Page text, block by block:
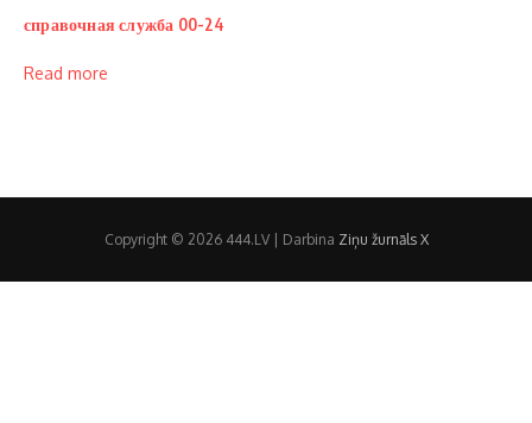
справочная служба 00-24
Read more
Copyright © 2026 444.LV | Darbina Ziņu žurnāls X